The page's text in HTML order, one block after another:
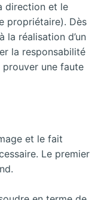
direction et le
propriétaire). Dès
la réalisation d’un
la responsabilité
prouver une faute
et le fait
Le premier